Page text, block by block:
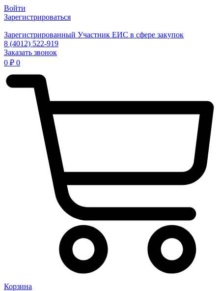
Войти
Зарегистрироваться
Зарегистрированный Участник ЕИС в сфере закупок
8 (4012) 522-919
Заказать звонок
0 ₽ 0
Корзина